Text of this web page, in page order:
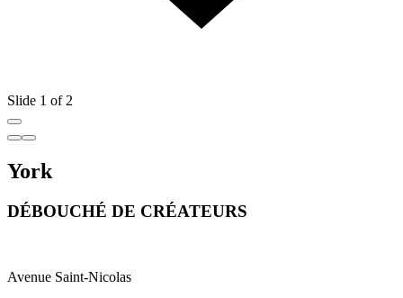
Slide 1 of 2
York
DÉBOUCHÉ DE CRÉATEURS
Avenue Saint-Nicolas